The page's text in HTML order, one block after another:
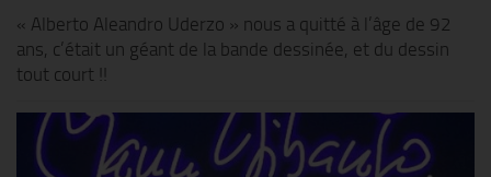
« Alberto Aleandro Uderzo » nous a quitté à l’âge de 92
ans, c’était un géant de la bande dessinée, et du dessin
tout court !!